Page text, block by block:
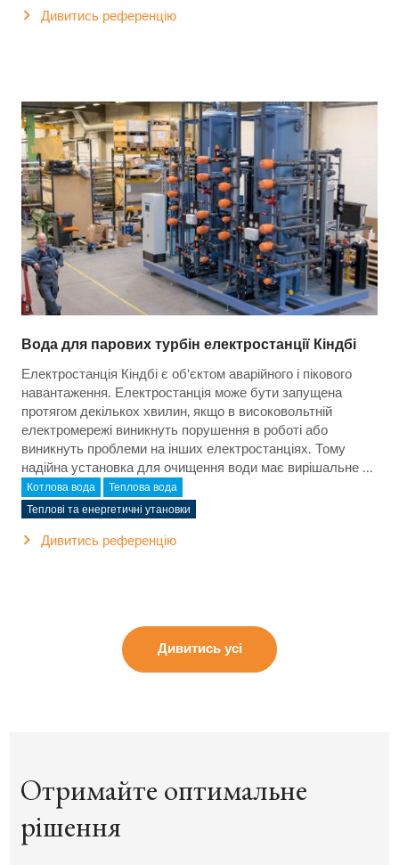
Дивитись референцію
Вода для парових турбін електростанції Кіндбі
Електростанція Кіндбі є об'єктом аварійного і пікового
навантаження. Електростанція може бути запущена
протягом декількох хвилин, якщо в високовольтній
електромережі виникнуть порушення в роботі або
виникнуть проблеми на інших електростанціях. Тому
надійна установка для очищення води має вирішальне ...
Котлова вода Теплова вода
Теплові та енергетичні утановки
Дивитись референцію
Дивитись усі
Отримайте оптимальне
рішення